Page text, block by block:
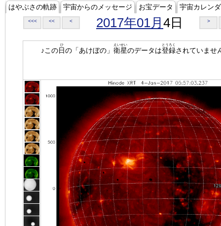
はやぶさの軌跡 宇宙からのメッセージ お宝データ 宇宙カレン
<<< << < 2017年01月 4日 >
♪この日
ひ
の「あけぼの」 衛星
えいせい
のデータは登録
とうろく
されていませ